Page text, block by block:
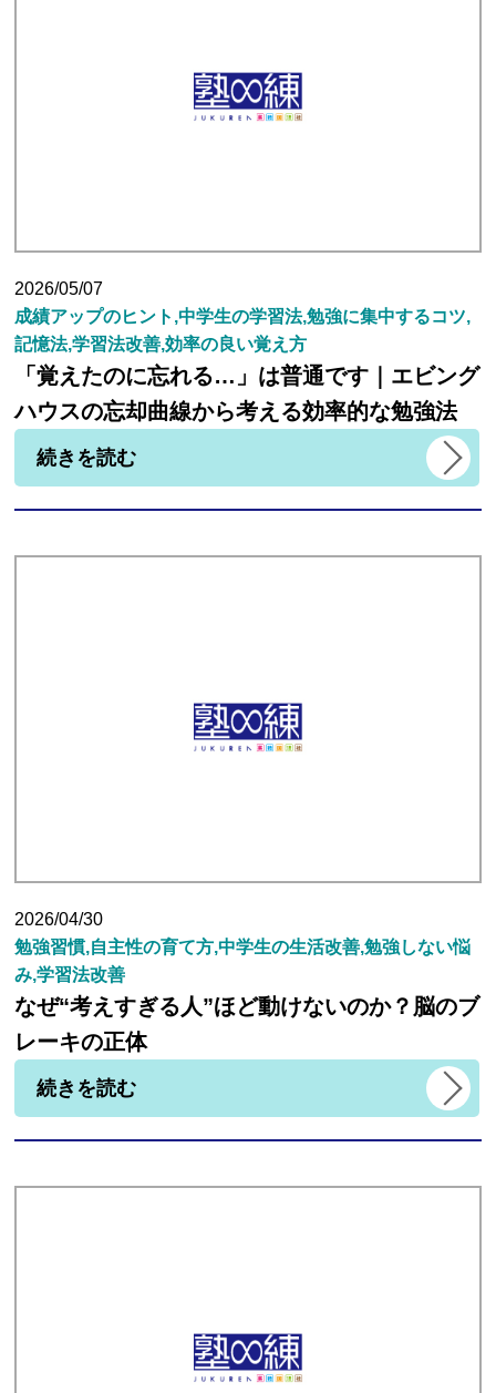
2026/05/07
成績アップのヒント,中学生の学習法,勉強に集中するコツ,
記憶法,学習法改善,効率の良い覚え方
「覚えたのに忘れる…」は普通です｜エビング
ハウスの忘却曲線から考える効率的な勉強法
続きを読む
2026/04/30
勉強習慣,自主性の育て方,中学生の生活改善,勉強しない悩
み,学習法改善
なぜ“考えすぎる人”ほど動けないのか？脳のブ
レーキの正体
続きを読む